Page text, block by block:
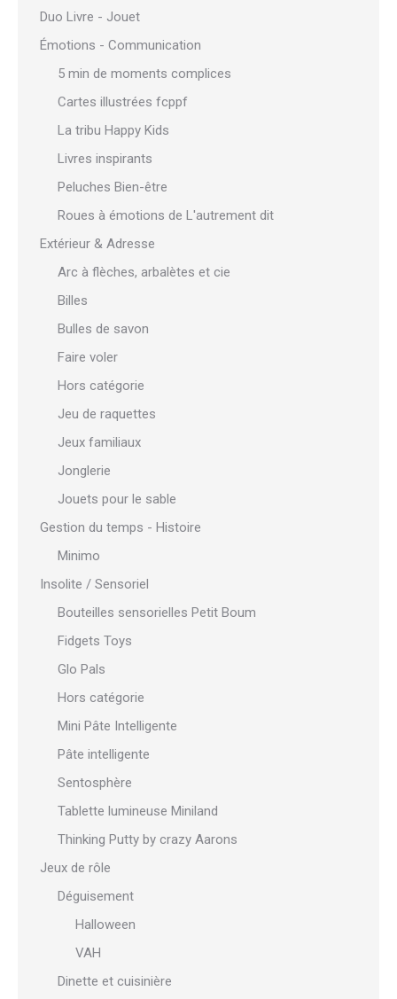
Duo Livre - Jouet
Émotions - Communication
5 min de moments complices
Cartes illustrées fcppf
La tribu Happy Kids
Livres inspirants
Peluches Bien-être
Roues à émotions de L'autrement dit
Extérieur & Adresse
Arc à flèches, arbalètes et cie
Billes
Bulles de savon
Faire voler
Hors catégorie
Jeu de raquettes
Jeux familiaux
Jonglerie
Jouets pour le sable
Gestion du temps - Histoire
Minimo
Insolite / Sensoriel
Bouteilles sensorielles Petit Boum
Fidgets Toys
Glo Pals
Hors catégorie
Mini Pâte Intelligente
Pâte intelligente
Sentosphère
Tablette lumineuse Miniland
Thinking Putty by crazy Aarons
Jeux de rôle
Déguisement
Halloween
VAH
Dinette et cuisinière